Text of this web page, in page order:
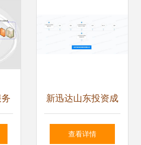
新迅达山东投资成
立生物科技新公
查看详情